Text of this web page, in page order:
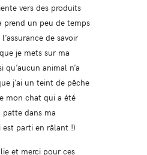
vers des produits
prend un peu de temps
de savoir
je mets sur ma
qu’aucun animal n’a
j’ai un teint de pêche
mon chat qui a été
patte dans ma
parti en râlant !)
et merci pour ces